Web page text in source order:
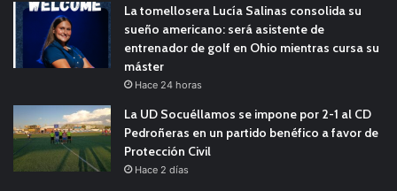
La tomellosera Lucía Salinas consolida su
sueño americano: será asistente de
entrenador de golf en Ohio mientras cursa su
máster
Hace 24 horas
La UD Socuéllamos se impone por 2-1 al CD
Pedroñeras en un partido benéfico a favor de
Protección Civil
Hace 2 días